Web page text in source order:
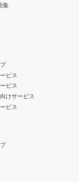
集
ビス
ビス
けサービス
ビス